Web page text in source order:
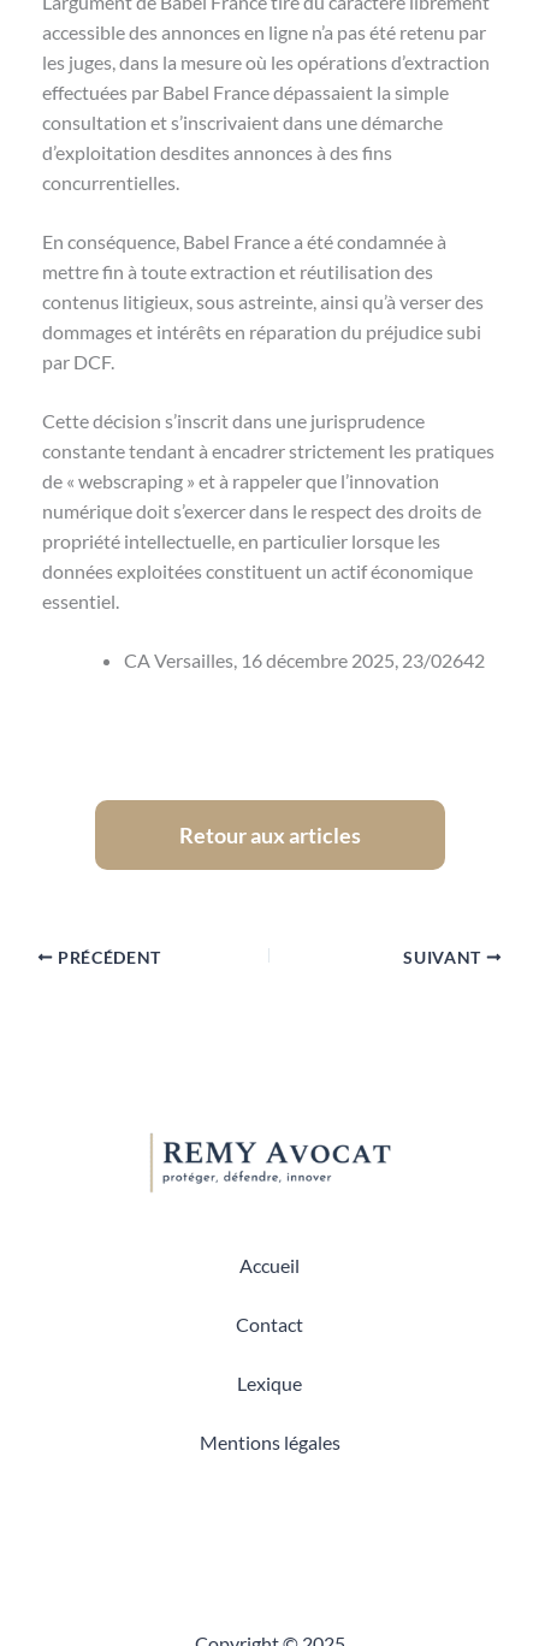
accessible des annonces en ligne n’a pas été retenu par
les juges, dans la mesure où les opérations d’extraction
effectuées par Babel France dépassaient la simple
consultation et s’inscrivaient dans une démarche
d’exploitation desdites annonces à des fins
concurrentielles.
En conséquence, Babel France a été condamnée à
mettre fin à toute extraction et réutilisation des
contenus litigieux, sous astreinte, ainsi qu’à verser des
dommages et intérêts en réparation du préjudice subi
par DCF.
Cette décision s’inscrit dans une jurisprudence
constante tendant à encadrer strictement les pratiques
de « webscraping » et à rappeler que l’innovation
numérique doit s’exercer dans le respect des droits de
propriété intellectuelle, en particulier lorsque les
données exploitées constituent un actif économique
essentiel.
CA Versailles, 16 décembre 2025, 23/02642
Retour aux articles
PRÉCÉDENT SUIVANT
Accueil
Contact
Lexique
Mentions légales